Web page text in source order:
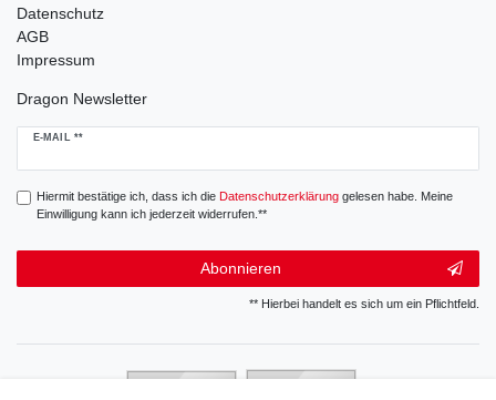
Datenschutz
AGB
Impressum
Dragon Newsletter
E-MAIL **
Newsletter
Hiermit bestätige ich, dass ich die Daten­schutz­erklärunggelesen habe. Meine
Einwilligung kann ich jederzeit widerrufen.**
Abonnieren
** Hierbei handelt es sich um ein Pflichtfeld.